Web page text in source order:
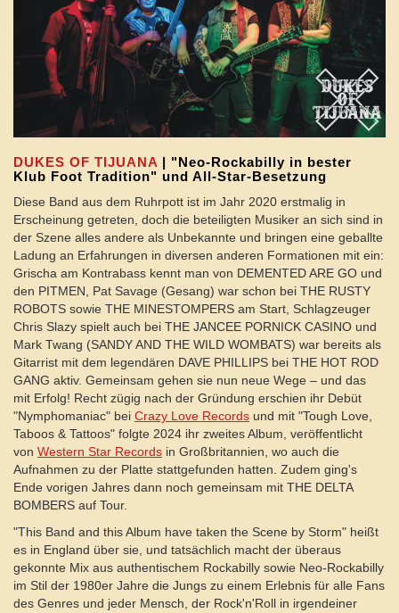
DUKES OF TIJUANA | "Neo-Rockabilly in bester
Klub Foot Tradition" und All-Star-Besetzung
Diese Band aus dem Ruhrpott ist im Jahr 2020 erstmalig in
Erscheinung getreten, doch die beteiligten Musiker an sich sind in
der Szene alles andere als Unbekannte und bringen eine geballte
Ladung an Erfahrungen in diversen anderen Formationen mit ein:
Grischa am Kontrabass kennt man von DEMENTED ARE GO und
den PITMEN, Pat Savage (Gesang) war schon bei THE RUSTY
ROBOTS sowie THE MINESTOMPERS am Start, Schlagzeuger
Chris Slazy spielt auch bei THE JANCEE PORNICK CASINO und
Mark Twang (SANDY AND THE WILD WOMBATS) war bereits als
Gitarrist mit dem legendären DAVE PHILLIPS bei THE HOT ROD
GANG aktiv. Gemeinsam gehen sie nun neue Wege – und das
mit Erfolg! Recht zügig nach der Gründung erschien ihr Debüt
"Nymphomaniac" bei Crazy Love Records und mit "Tough Love,
Taboos & Tattoos" folgte 2024 ihr zweites Album, veröffentlicht
von Western Star Records in Großbritannien, wo auch die
Aufnahmen zu der Platte stattgefunden hatten. Zudem ging's
Ende vorigen Jahres dann noch gemeinsam mit THE DELTA
BOMBERS auf Tour.
"This Band and this Album have taken the Scene by Storm" heißt
es in England über sie, und tatsächlich macht der überaus
gekonnte Mix aus authentischem Rockabilly sowie Neo-Rockabilly
im Stil der 1980er Jahre die Jungs zu einem Erlebnis für alle Fans
des Genres und jeder Mensch, der Rock'n'Roll in irgendeiner